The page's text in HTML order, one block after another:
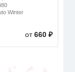
Winter
от660 ₽